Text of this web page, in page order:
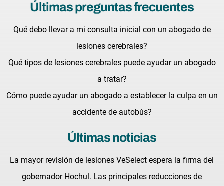
Últimas preguntas frecuentes
Qué debo llevar a mi consulta inicial con un abogado de
lesiones cerebrales?
Qué tipos de lesiones cerebrales puede ayudar un abogado
a tratar?
Cómo puede ayudar un abogado a establecer la culpa en un
accidente de autobús?
Últimas noticias
La mayor revisión de lesiones VeSelect espera la firma del
gobernador Hochul. Las principales reducciones de